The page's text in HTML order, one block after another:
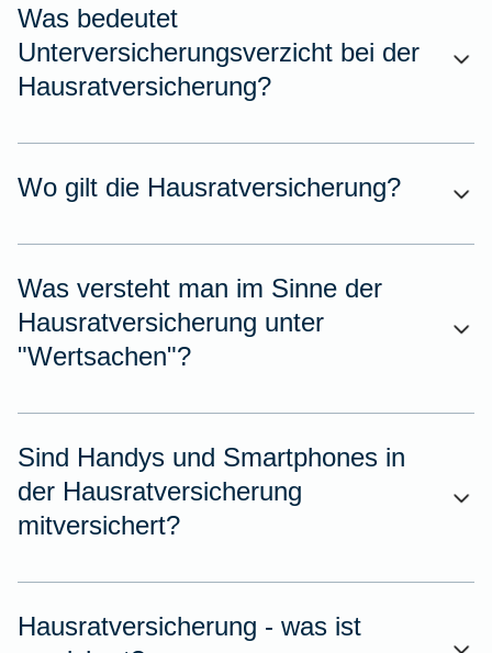
Was bedeutet
Unterversicherungsverzicht bei der
Hausratversicherung?
Wo gilt die Hausratversicherung?
Was versteht man im Sinne der
Hausratversicherung unter
"Wertsachen"?
Sind Handys und Smartphones in
der Hausratversicherung
mitversichert?
Hausratversicherung - was ist